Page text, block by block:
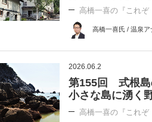
高橋一喜の『これぞ
高橋一喜氏 / 温泉ア
2026.06.2
第155回 式根
小さな島に湧く
高橋一喜の『これぞ